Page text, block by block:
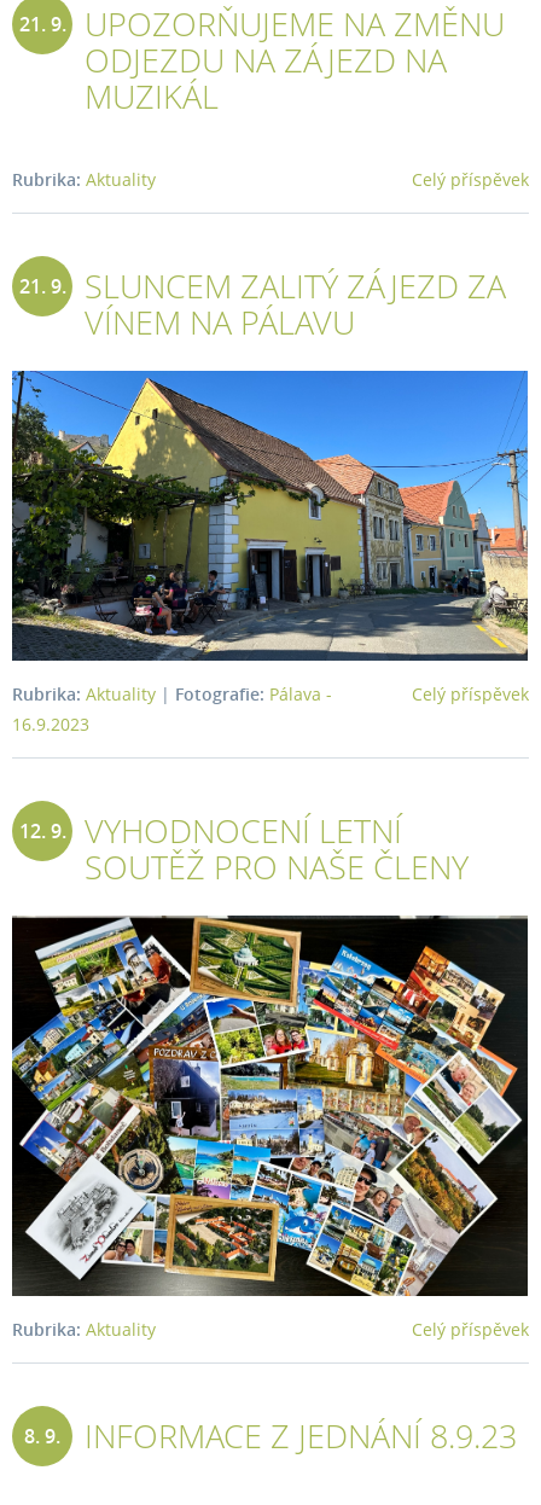
21. 9.
UPOZORŇUJEME NA ZMĚNU
ODJEZDU NA ZÁJEZD NA
MUZIKÁL
Celý příspěvek
Rubrika: Aktuality
21. 9.
SLUNCEM ZALITÝ ZÁJEZD ZA
VÍNEM NA PÁLAVU
Celý příspěvek
Rubrika: Aktuality | Fotografie: Pálava -
16.9.2023
12. 9.
VYHODNOCENÍ LETNÍ
SOUTĚŽ PRO NAŠE ČLENY
Celý příspěvek
Rubrika: Aktuality
8. 9. INFORMACE Z JEDNÁNÍ 8.9.23